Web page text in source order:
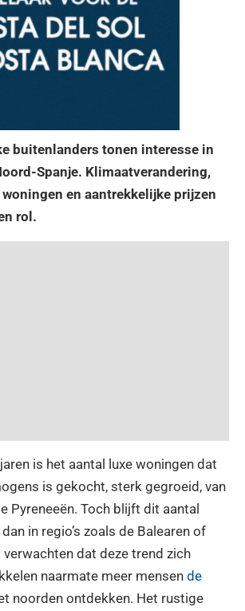
buitenlanders tonen interesse in
Spanje. Klimaatverandering,
en aantrekkelijke prijzen
rol.
is het aantal luxe woningen dat
is gekocht, sterk gegroeid, van
Pyreneeën. Toch blijft dit aantal
in regio’s zoals de Balearen of
verwachten dat deze trend zich
naarmate meer mensen de
noorden ontdekken. Het rustige